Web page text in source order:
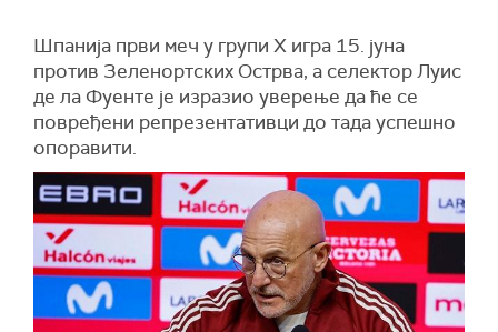
Шпанија први меч у групи Х игра 15. јуна
против Зеленортских Острва, а селектор Луис
де ла Фуенте је изразио уверење да ће се
повређени репрезентативци до тада успешно
опоравити.